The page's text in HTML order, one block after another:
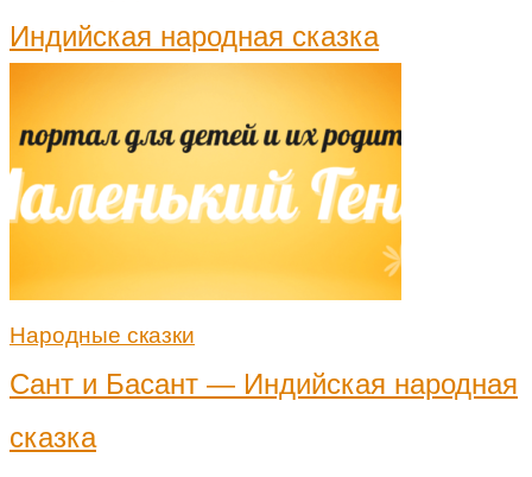
Индийская народная сказка
Народные сказки
Сант и Басант — Индийская народная
сказка